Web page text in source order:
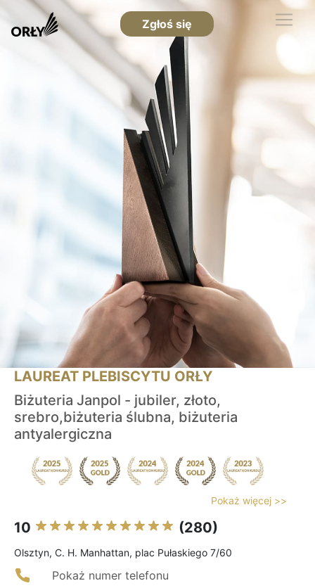
Zgłoś się
LAUREAT PLEBISCYTU ORŁY
Biżuteria Janpol - jubiler, złoto,
srebro,biżuteria ślubna, biżuteria
antyalergiczna
Pokaż więcej >>
10 (280)
Olsztyn, C. H. Manhattan, plac Pułaskiego 7/60
Pokaż numer telefonu